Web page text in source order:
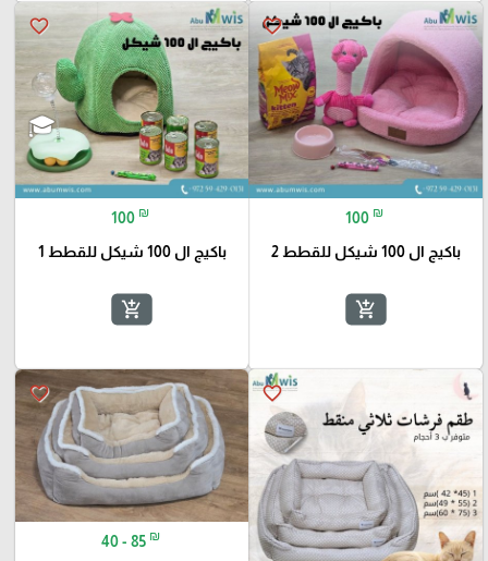
favorite_border
100 ₪
باكيج ال 100 شيكل للقطط 2
add_shopping_cart
favorite_border
100 ₪
باكيج ال 100 شيكل للقطط 1
add_shopping_cart
favorite_border
favorite_border
40 - 85 ₪